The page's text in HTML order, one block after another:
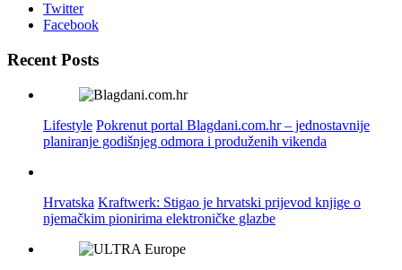
Twitter
Facebook
Recent Posts
Lifestyle Pokrenut portal Blagdani.com.hr – jednostavnije
planiranje godišnjeg odmora i produženih vikenda
Hrvatska Kraftwerk: Stigao je hrvatski prijevod knjige o
njemačkim pionirima elektroničke glazbe